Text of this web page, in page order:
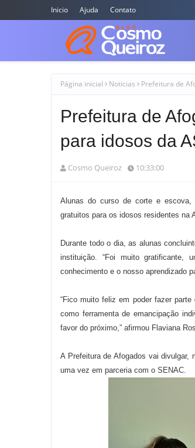
Inicio Ajuda Contato
Página inicial Noticias Prefeitura de
Prefeitura de
para idosos da
Cosmo Queiroz 10:33:00
Alunas do curso de corte e escova,
gratuitos para os idosos residentes na
Durante todo o dia, as alunas
instituição. “Foi muito gratificante,
conhecimento e o nosso aprendizado
“Fico muito feliz em poder fazer
como ferramenta de emancipação
favor do próximo,” afirmou Flaviana
A Prefeitura de Afogados vai
uma vez em parceria com o SENAC.